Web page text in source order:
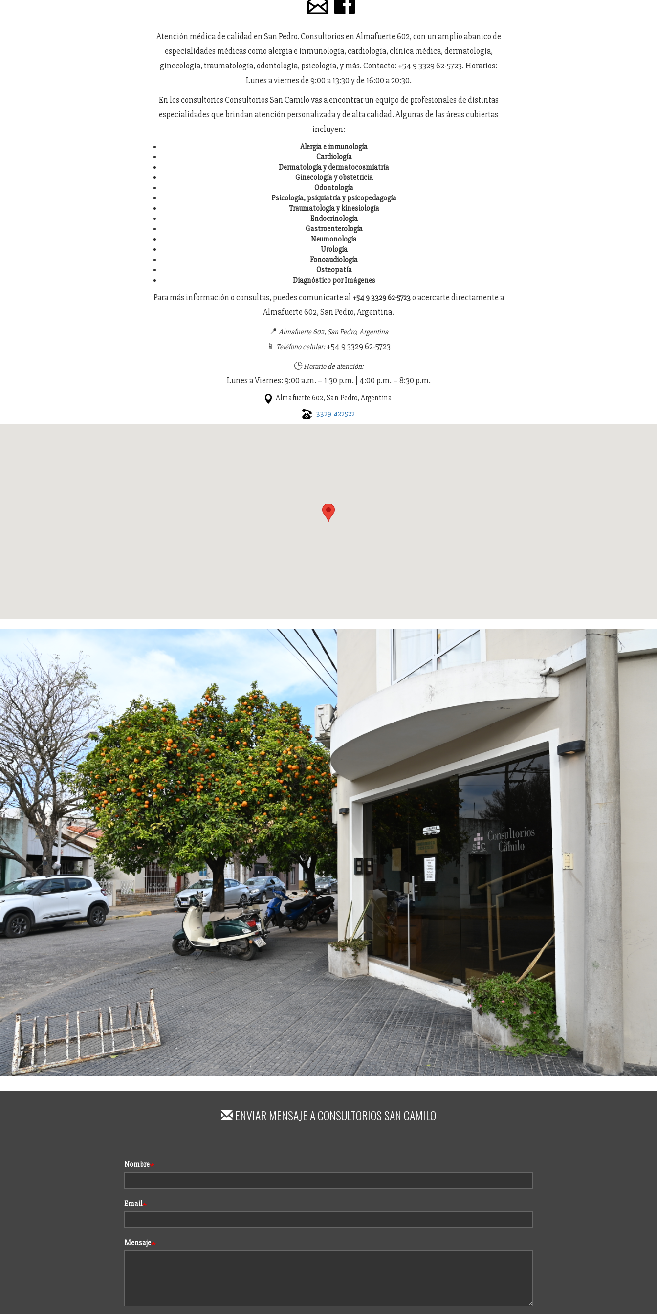
Atención médica de calidad en San Pedro. Consultorios en Almafuerte 602, con un amplio abanico de
especialidades médicas como alergia e inmunología, cardiología, clínica médica, dermatología,
ginecología, traumatología, odontología, psicología, y más. Contacto: +54 9 3329 62-5723. Horarios:
Lunes a viernes de 9:00 a 13:30 y de 16:00 a 20:30.
En los consultorios Consultorios San Camilo vas a encontrar un equipo de profesionales de distintas
especialidades que brindan atención personalizada y de alta calidad. Algunas de las áreas cubiertas
incluyen:
Alergia e inmunología
Cardiología
Dermatología y dermatocosmiatría
Ginecología y obstetricia
Odontología
Psicología, psiquiatría y psicopedagogía
Traumatología y kinesiología
Endocrinología
Gastroenterología
Neumonología
Urología
Fonoaudiología
Osteopatía
Diagnóstico por Imágenes
Para más información o consultas, puedes comunicarte al +54 9 3329 62-5723o acercarte directamente a
Almafuerte 602, San Pedro, Argentina.
📍 Almafuerte 602, San Pedro, Argentina
📱 Teléfono celular:+54 9 3329 62-5723
🕒Horario de atención:
Lunes a Viernes: 9:00 a.m. – 1:30 p.m. | 4:00 p.m. – 8:30 p.m.
Almafuerte 602, San Pedro, Argentina
3329-422522
ENVIAR MENSAJE ACONSULTORIOS SAN CAMILO
Formulario
Nombre
Email
Mensaje